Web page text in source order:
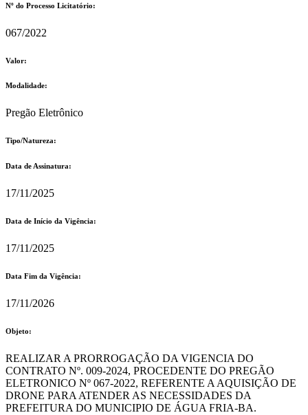
Nº do Processo Licitatório:
067/2022
Valor:
Modalidade:
Pregão Eletrônico
Tipo/Natureza:
Data de Assinatura:
17/11/2025
Data de Início da Vigência:
17/11/2025
Data Fim da Vigência:
17/11/2026
Objeto:
REALIZAR A PRORROGAÇÃO DA VIGENCIA DO
CONTRATO Nº. 009-2024, PROCEDENTE DO PREGÃO
ELETRONICO Nº 067-2022, REFERENTE A AQUISIÇÃO DE
DRONE PARA ATENDER AS NECESSIDADES DA
PREFEITURA DO MUNICIPIO DE ÁGUA FRIA-BA.